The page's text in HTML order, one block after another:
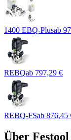
1400 EBQ-Plusab
REBQab 797,29 €
REBQ-FSab 876,45
Über